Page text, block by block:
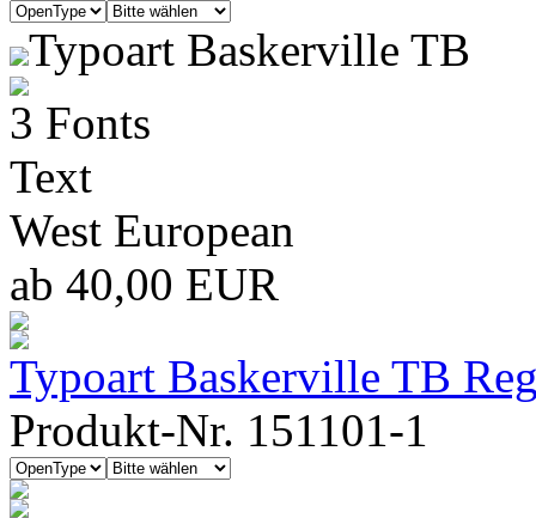
Typoart Baskerville TB
3 Fonts
Text
West European
ab 40,00 EUR
Typoart Baskerville TB
Produkt-Nr. 151101-1